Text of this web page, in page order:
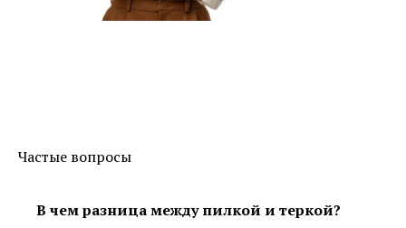
Частые вопросы
В чем разница между пилкой и теркой?